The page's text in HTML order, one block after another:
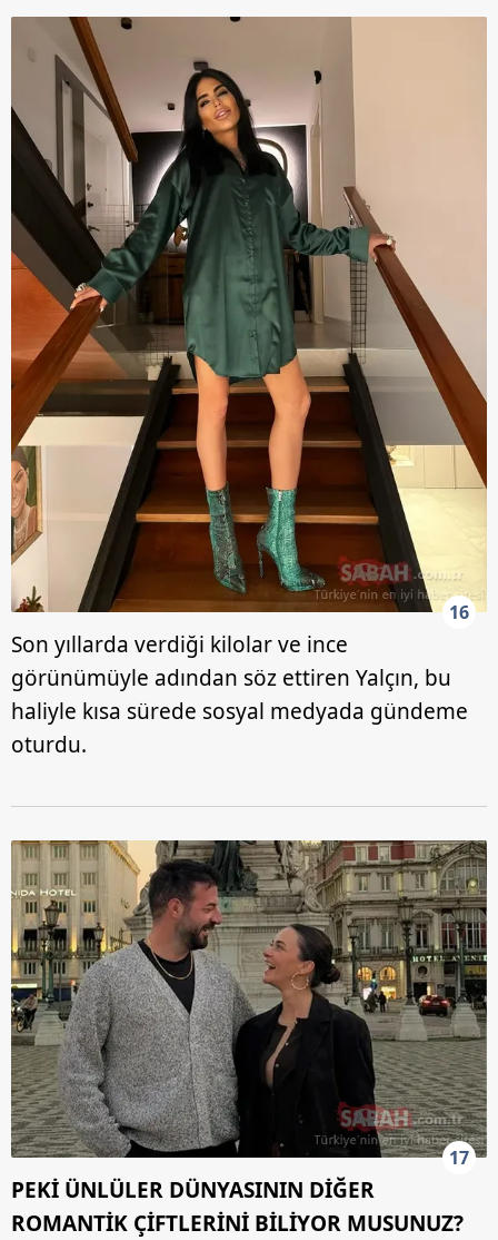
16
Son yıllarda verdiği kilolar ve ince
görünümüyle adından söz ettiren Yalçın, bu
haliyle kısa sürede sosyal medyada gündeme
oturdu.
17
PEKİ ÜNLÜLER DÜNYASININ DİĞER
ROMANTİK ÇİFTLERİNİ BİLİYOR MUSUNUZ?